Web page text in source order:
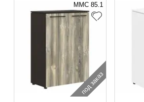
MMC 85.1
под заказ